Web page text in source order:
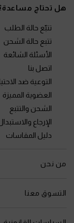
هل تحتاج
تتبّع حالة الطلب
تتبع حالة الشحن
الأسئلة الشائعة
اتصل بنا
التوعية ضد
العضوية المميزة
الشحن والتتبع
الإرجاع
دليل المقاسات
من نحن
التسوق معنا